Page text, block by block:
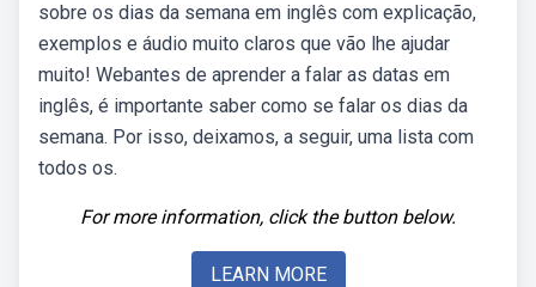
sobre os dias da semana em inglês com explicação,
exemplos e áudio muito claros que vão lhe ajudar
muito! Webantes de aprender a falar as datas em
inglês, é importante saber como se falar os dias da
semana. Por isso, deixamos, a seguir, uma lista com
todos os.
For more information, click the button below.
LEARN MORE